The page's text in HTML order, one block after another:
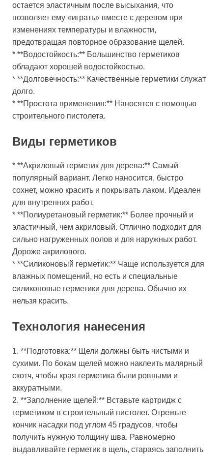
остается эластичным после высыхания, что
позволяет ему «играть» вместе с деревом при
изменениях температуры и влажности,
предотвращая повторное образование щелей.
* **Водостойкость:** Большинство герметиков
обладают хорошей водостойкостью.
* **Долговечность:** Качественные герметики служат
долго.
* **Простота применения:** Наносятся с помощью
строительного пистолета.
Виды герметиков
* **Акриловый герметик для дерева:** Самый
популярный вариант. Легко наносится, быстро
сохнет, можно красить и покрывать лаком. Идеален
для внутренних работ.
* **Полиуретановый герметик:** Более прочный и
эластичный, чем акриловый. Отлично подходит для
сильно нагруженных полов и для наружных работ.
Дороже акрилового.
* **Силиконовый герметик:** Чаще используется для
влажных помещений, но есть и специальные
силиконовые герметики для дерева. Обычно их
нельзя красить.
Технология нанесения
1. **Подготовка:** Щели должны быть чистыми и
сухими. По бокам щелей можно наклеить малярный
скотч, чтобы края герметика были ровными и
аккуратными.
2. **Заполнение щелей:** Вставьте картридж с
герметиком в строительный пистолет. Отрежьте
кончик насадки под углом 45 градусов, чтобы
получить нужную толщину шва. Равномерно
выдавливайте герметик в щель, стараясь заполнить